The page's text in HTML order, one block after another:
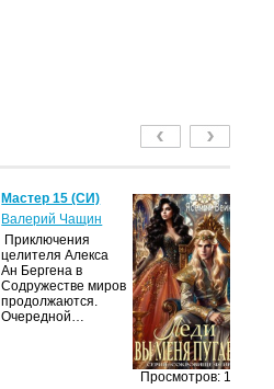
Мастер 15 (СИ)
Валерий Чащин
Приключения
целителя Алекса
Ан Бергена в
Содружестве миров
продолжаются.
Очередной…
Просмотров: 149